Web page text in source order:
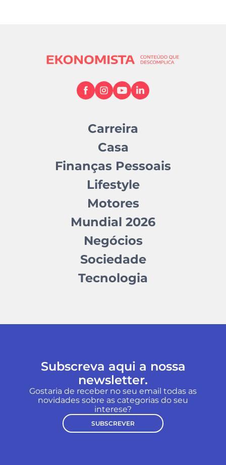
Carreira
Casa
Finanças Pessoais
Lifestyle
Motores
Mundial 2026
Negócios
Sociedade
Tecnologia
Subscreva aqui a nossa
newsletter.
Gostaria de receber no seu email todas as
novidades sobre as categorias do seu
interese?
SUBSCREVER